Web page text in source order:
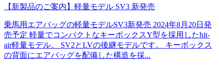
【新製品のご案内】軽量モデル SV3 新発売
乗馬用エアバッグの軽量モデルSV3新発売 2024年8月20日発
売予定 軽量でコンパクトなキーボックスY型を採用したhit-
air軽量モデル。 SV2とLVの後継モデルです。 キーボックス
の背面にエアバッグを配備した構造を採...